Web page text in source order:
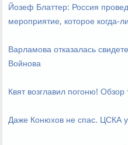
Йозеф Блаттер: Россия
мероприятие, которое когда-
Варламова отказалась
Войнова
Квят возглавил погоню!
Даже Конюхов не спас. ЦСКА